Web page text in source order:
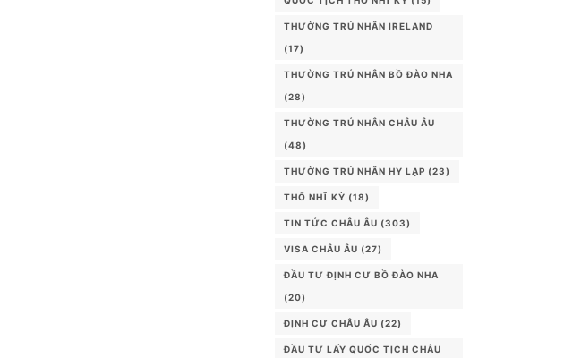
THƯỜNG TRÚ NHÂN IRELAND
(17)
THƯỜNG TRÚ NHÂN BỒ ĐÀO NHA
(28)
THƯỜNG TRÚ NHÂN CHÂU ÂU
(48)
THƯỜNG TRÚ NHÂN HY LẠP (23)
THỔ NHĨ KỲ (18)
TIN TỨC CHÂU ÂU (303)
VISA CHÂU ÂU (27)
ĐẦU TƯ ĐỊNH CƯ BỒ ĐÀO NHA
(20)
ĐỊNH CƯ CHÂU ÂU (22)
ĐẦU TƯ LẤY QUỐC TỊCH CHÂU